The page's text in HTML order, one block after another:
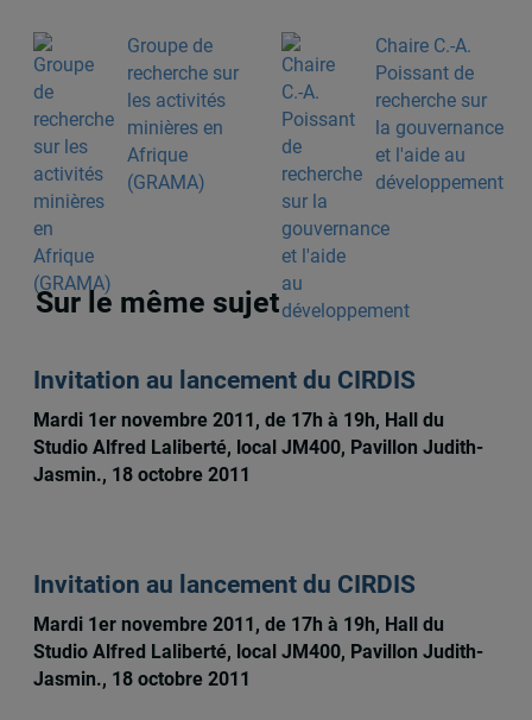
Groupe de
recherche sur
les activités
minières en
Afrique
(GRAMA)
Chaire C.-A.
Poissant de
recherche sur
la gouvernance
et l'aide au
développement
Sur le même sujet
Invitation au lancement du CIRDIS
Mardi 1er novembre 2011, de 17h à 19h, Hall du
Studio Alfred Laliberté, local JM400, Pavillon Judith-
Jasmin., 18 octobre 2011
Invitation au lancement du CIRDIS
Mardi 1er novembre 2011, de 17h à 19h, Hall du
Studio Alfred Laliberté, local JM400, Pavillon Judith-
Jasmin., 18 octobre 2011